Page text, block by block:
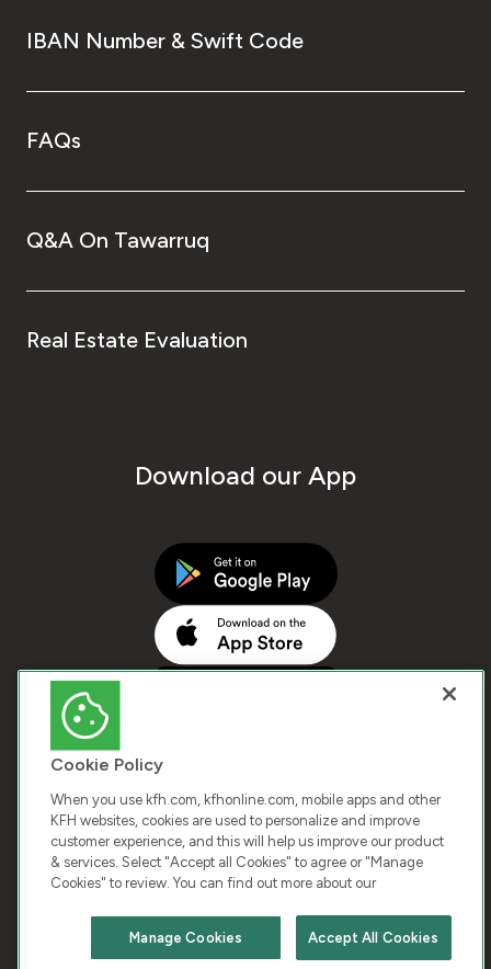
Chat with us
IBAN Number & Swift Code
FAQs
Q&A On Tawarruq
Real Estate Evaluation
Download our App
COPYRIGHT © 2026 KUWAIT FINANCE HOUSE. ALL
RIGHTS RESERVED
Terms & Condition Cookies Privacy Policy
Cookie Policy
When you use kfh.com, kfhonline.com, mobile apps and other
KFH websites, cookies are used to personalize and improve
customer experience, and this will help us improve our product
& services. Select "Accept all Cookies" to agree or "Manage
Cookies" to review. You can find out more about our
Accept All Cookies
Manage Cookies